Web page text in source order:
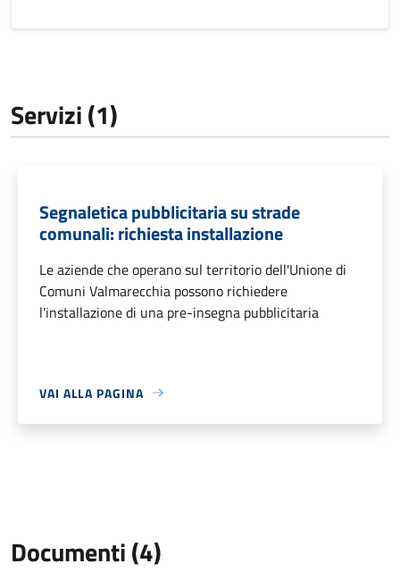
Servizi (1)
Segnaletica pubblicitaria su strade
comunali: richiesta installazione
Le aziende che operano sul territorio dell'Unione di
Comuni Valmarecchia possono richiedere
l'installazione di una pre-insegna pubblicitaria
VAI ALLA PAGINA
Documenti (4)